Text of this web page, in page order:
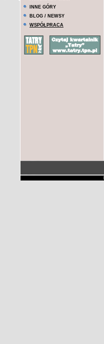
INNE GÓRY
BLOG / NEWSY
WSPÓŁPRACA